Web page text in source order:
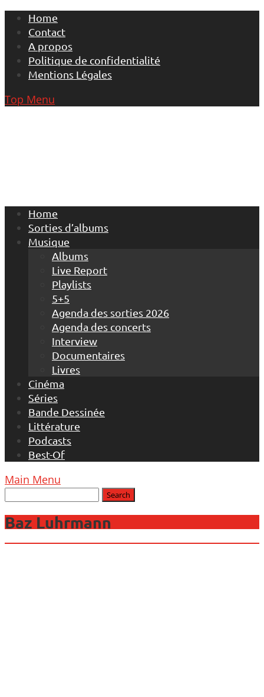
Skip
content
Home
Contact
A propos
Politique de confidentialité
Mentions Légales
Top Menu
Home
Sorties d’albums
Musique
Albums
Live Report
Playlists
5+5
Agenda des sorties 2026
Agenda des concerts
Interview
Documentaires
Livres
Cinéma
Séries
Bande Dessinée
Littérature
Podcasts
Best-Of
Main Menu
Baz Luhrmann